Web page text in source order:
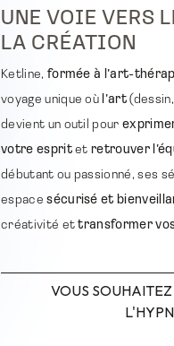
UNE VOIE VERS
LA CRÉATION
Ketline, formée à l’art-
voyage unique oùl’art
devient un outil pour
votre espritetretrouver
débutant ou passionné, ses
espacesécurisé et
créativité ettransformer
VOUS SOUHAITEZ